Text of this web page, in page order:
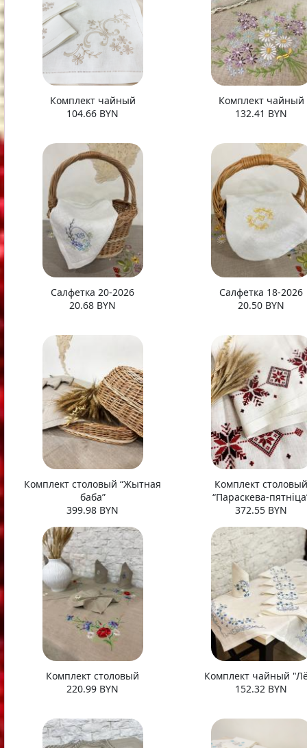
Комплект чайный
104.66 BYN
Комплект чайный
132.41 BYN
Салфетка 20-2026
20.68 BYN
Салфетка 18-2026
20.50 BYN
Комплект столовый “Жытная
баба”
399.98 BYN
Комплект столовый
“Параскева-
372.55 BYN
Комплект столовый
220.99 BYN
Комплект чайный
152.32 BYN